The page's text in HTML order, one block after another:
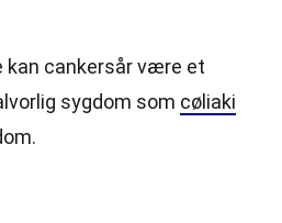
cankersår være et
sygdom som cøliaki